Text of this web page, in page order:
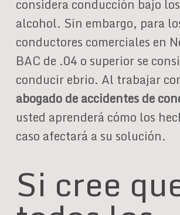
considera conducción bajo
alcohol. Sin embargo, para
conductores comerciales en
BAC de .04 o superior se
conducir ebrio. Al trabajar
abogado de accidentes de
usted aprenderá cómo los
caso afectará a su solución.
Si cree